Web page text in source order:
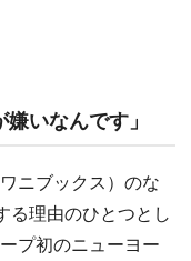
いなんです」
ニブックス）のな
る理由のひとつとし
プ初のニューヨー